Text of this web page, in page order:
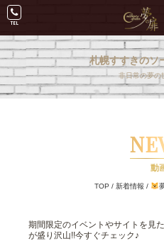
札幌すすきのソ
非日常の夢の
動
TOP /新着情報 /
期間限定のイベントやサイトを見
が盛り沢山!!今すぐチェック♪